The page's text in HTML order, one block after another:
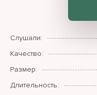
Слушали:
Качество:
Размер:
Длительность: